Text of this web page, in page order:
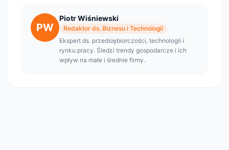
PW
Piotr Wiśniewski
Redaktor ds. Biznesu i Technologii
Ekspert ds. przedsiębiorczości, technologii i
rynku pracy. Śledzi trendy gospodarcze i ich
wpływ na małe i średnie firmy.